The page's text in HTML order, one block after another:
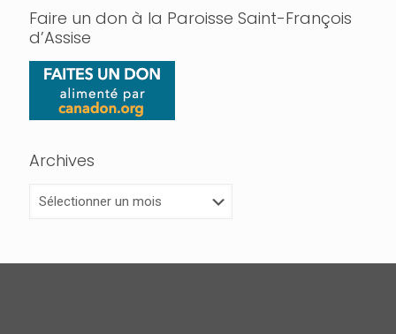
Faire un don à la Paroisse Saint-François
d’Assise
Archives